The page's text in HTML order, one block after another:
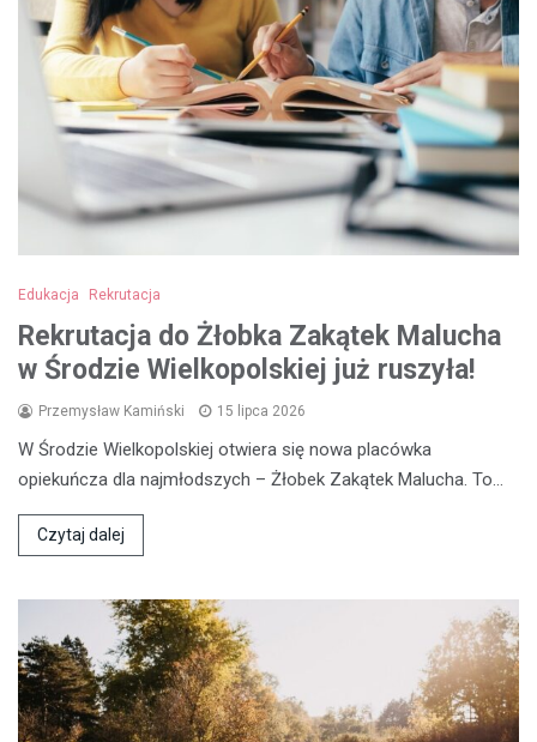
Edukacja Rekrutacja
Rekrutacja do Żłobka Zakątek Malucha
w Środzie Wielkopolskiej już ruszyła!
Przemysław Kamiński 15 lipca 2026
W Środzie Wielkopolskiej otwiera się nowa placówka
opiekuńcza dla najmłodszych – Żłobek Zakątek Malucha. To…
Czytaj dalej